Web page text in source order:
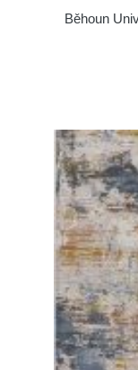
Běhoun